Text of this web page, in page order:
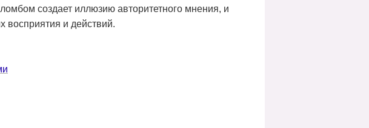
создает иллюзию авторитетного мнения, и
восприятия и действий.